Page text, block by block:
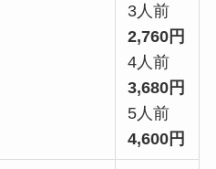
3人前
2,760円
4人前
3,680円
5人前
4,600円